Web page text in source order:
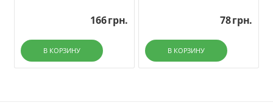
166грн.
В КОРЗИНУ
78грн.
В КОРЗИНУ